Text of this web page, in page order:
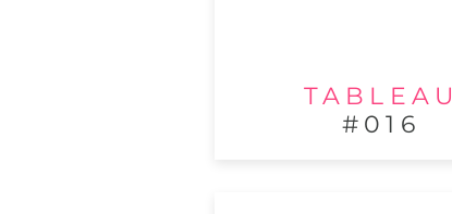
TABLEAU
#016